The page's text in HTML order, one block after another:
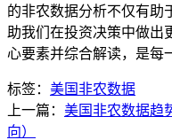
的非农数据分析不仅有助
助我们在投资决策中做出
心要素并综合解读，是每
标签： 美国非农数据
上一篇： 美国非农数据趋
向）